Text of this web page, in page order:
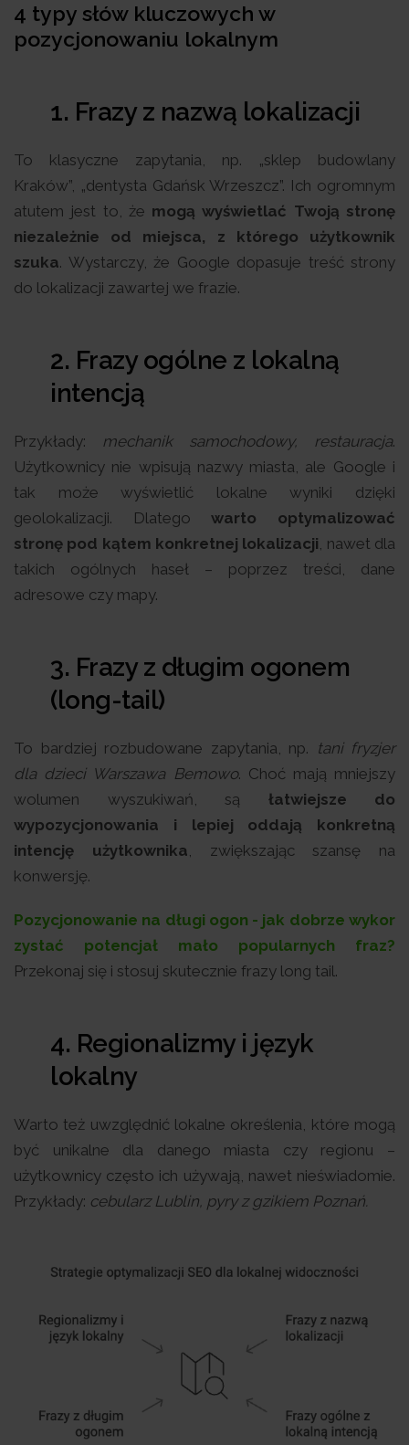
4 typy słów kluczowych w
pozycjonowaniu lokalnym
1. Frazy z nazwą lokalizacji
To klasyczne zapytania, np. „sklep budowlany
Kraków”, „dentysta Gdańsk Wrzeszcz”. Ich ogromnym
atutem jest to, że mogą wyświetlać Twoją stronę
niezależnie od miejsca, z którego użytkownik
szuka. Wystarczy, że Google dopasuje treść strony
do lokalizacji zawartej we frazie.
2. Frazy ogólne z lokalną
intencją
Przykłady: mechanik samochodowy, restauracja.
Użytkownicy nie wpisują nazwy miasta, ale Google i
tak może wyświetlić lokalne wyniki dzięki
geolokalizacji. Dlategowarto optymalizować
stronę pod kątem konkretnej lokalizacji, nawet dla
takich ogólnych haseł – poprzez treści, dane
adresowe czy mapy.
3. Frazy z długim ogonem
(long-tail)
To bardziej rozbudowane zapytania, np. tani fryzjer
dla dzieci Warszawa Bemowo. Choć mają mniejszy
wolumen wyszukiwań, są łatwiejsze do
wypozycjonowania i lepiej oddają konkretną
intencję użytkownika, zwiększając szansę na
konwersję.
Pozycjonowanie na długi ogon - jak dobrze wykor
zystać potencjał mało popularnych fraz?
Przekonaj się i stosuj skutecznie frazy long tail.
4. Regionalizmy i język
lokalny
Warto też uwzględnić lokalne określenia, które mogą
być unikalne dla danego miasta czy regionu –
użytkownicy często ich używają, nawet nieświadomie.
Przykłady: cebularz Lublin, pyry z gzikiem Poznań.